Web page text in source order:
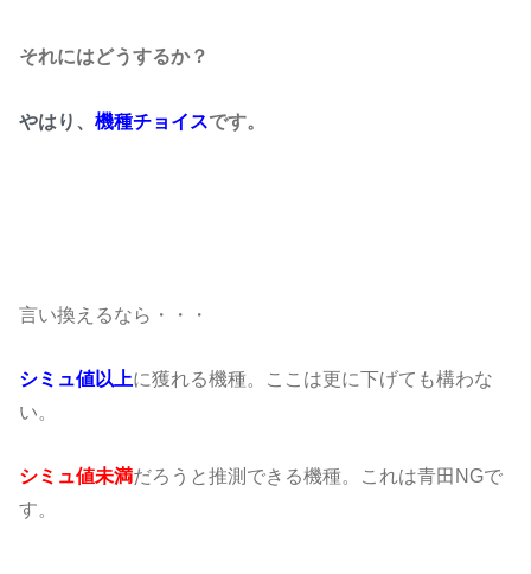
それにはどうするか？
やはり、機種チョイスです。
言い換えるなら・・・
シミュ値以上に獲れる機種。ここは更に下げても構わな
い。
シミュ値未満だろうと推測できる機種。これは青田NGで
す。